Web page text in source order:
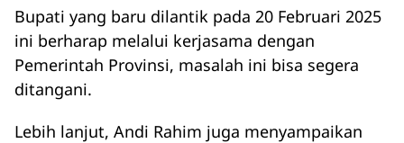
Bupati yang baru dilantik pada 20 Februari 2025
ini berharap melalui kerjasama dengan
Pemerintah Provinsi, masalah ini bisa segera
ditangani.
Lebih lanjut, Andi Rahim juga menyampaikan